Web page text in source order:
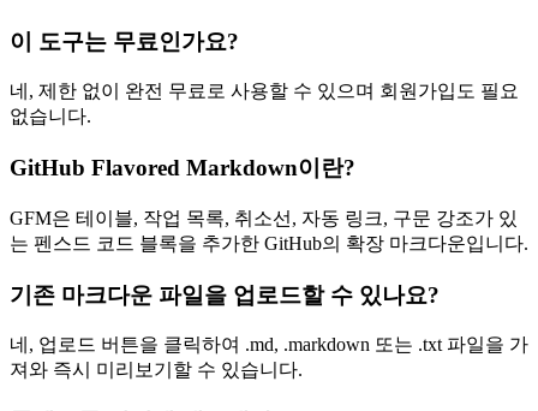
이 도구는 무료인가요?
네, 제한 없이 완전 무료로 사용할 수 있으며 회원가입도 필요
없습니다.
GitHub Flavored Markdown이란?
GFM은 테이블, 작업 목록, 취소선, 자동 링크, 구문 강조가 있
는 펜스드 코드 블록을 추가한 GitHub의 확장 마크다운입니다.
기존 마크다운 파일을 업로드할 수 있나요?
네, 업로드 버튼을 클릭하여 .md, .markdown 또는 .txt 파일을 가
져와 즉시 미리보기할 수 있습니다.